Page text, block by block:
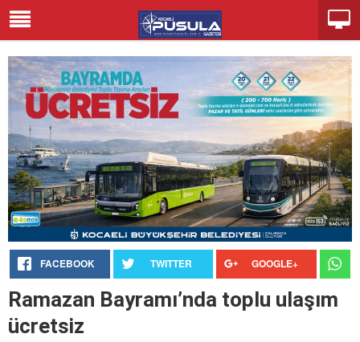
FACEBOOK TWITTER GOOGLE+
Ramazan Bayramı’nda toplu ulaşım
ücretsiz